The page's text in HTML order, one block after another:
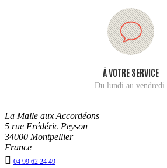
À VOTRE SERVICE
Du lundi au vendredi.
La Malle aux Accordéons
5 rue Frédéric Peyson
34000 Montpellier
France
 04 99 62 24 49